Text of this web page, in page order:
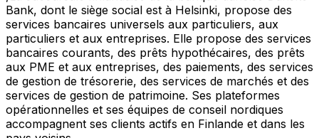
Bank, dont le siège social est à Helsinki, propose des
services bancaires universels aux particuliers, aux
particuliers et aux entreprises. Elle propose des services
bancaires courants, des prêts hypothécaires, des prêts
aux PME et aux entreprises, des paiements, des services
de gestion de trésorerie, des services de marchés et des
services de gestion de patrimoine. Ses plateformes
opérationnelles et ses équipes de conseil nordiques
accompagnent ses clients actifs en Finlande et dans les